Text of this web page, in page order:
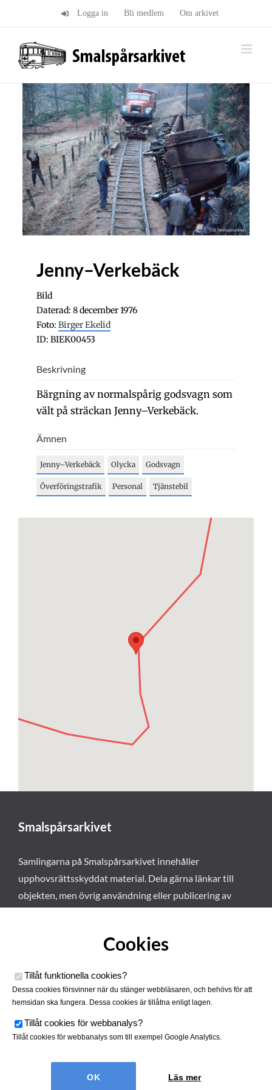
Logga in Bli medlem Om arkivet
Jenny–Verkebäck
Bild
Daterad: 8 december 1976
Foto: Birger Ekelid
ID: BIEK00453
Beskrivning
Bärgning av normalspårig godsvagn som
vält på sträckan Jenny–Verkebäck.
Ämnen
Jenny–Verkebäck Olycka Godsvagn
Överföringstrafik Personal Tjänstebil
Smalspårsarkivet
Samlingarna på Smalspårsarkivet innehåller
upphovsrättsskyddat material. Dela gärna länkar till
objekten, men övrig användning eller publicering av
Smalspårsarkivet drivs av
Tjustbygdens Järnvägsförening
Cookies
Tillåt funktionella cookies?
Dessa cookies försvinner när du stänger webbläsaren, och behövs för att
hemsidan ska fungera. Dessa cookies är tillåtna enligt lagen.
Tillåt cookies för webbanalys?
Tillåt cookies för webbanalys som till exempel Google Analytics.
Läs mer